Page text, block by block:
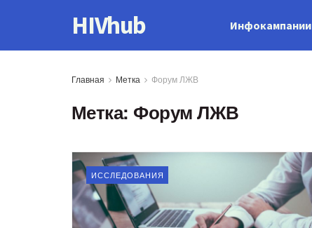
HIVhub Инфокампании
Главная Метка Форум ЛЖВ
Метка: Форум ЛЖВ
ИССЛЕДОВАНИЯ